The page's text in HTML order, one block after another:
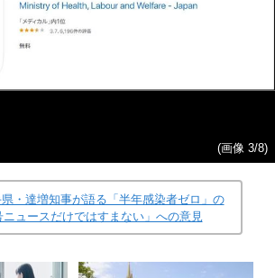
(画像 3/8)
・達増知事が語る「半年感染者ゼロ」の
ュースだけではすまない」への意見